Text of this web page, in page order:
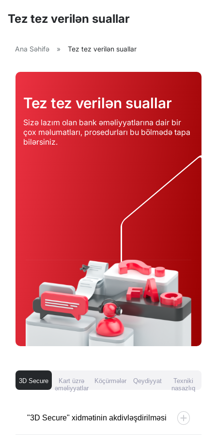
Tez tez verilən suallar
Ana Səhifə » Tez tez verilən suallar
Tez tez verilən suallar
Sizə lazım olan bank əməliyyatlarına dair bir
çox məlumatları, prosedurları bu bölmədə tapa
bilərsiniz.
3D Secure
Kart üzrə
əməliyyatlar
Köçürmələr Qeydiyyat
Texniki
nasazlıq
"3D Secure" xidmətinin akdivləşdirilməsi